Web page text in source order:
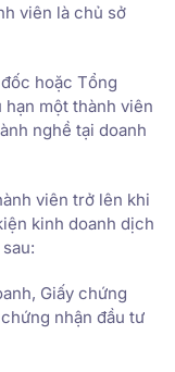
viên là chủ sở
hoặc Tổng
một thành viên
nghề tại doanh
viên trở lên khi
kinh doanh dịch
Giấy chứng
nhận đầu tư